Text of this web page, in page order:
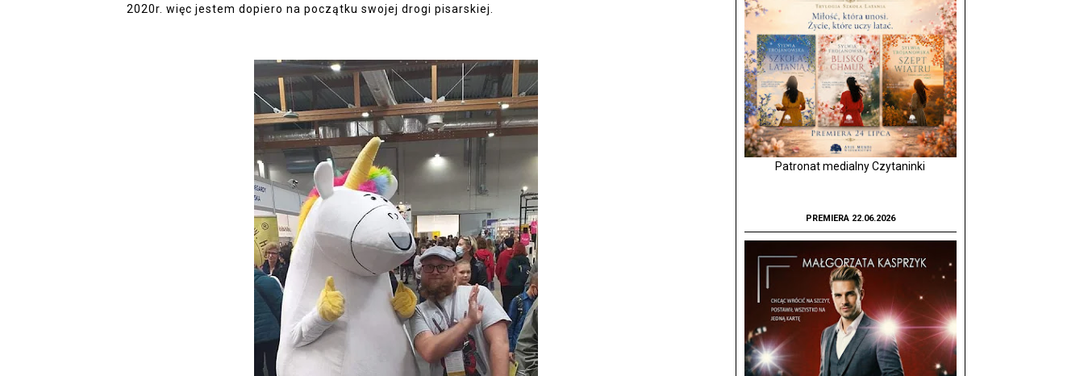
2020r. więc jestem dopiero na początku swojej drogi pisarskiej.
Patronat medialny Czytaninki
PREMIERA 22.06.2026